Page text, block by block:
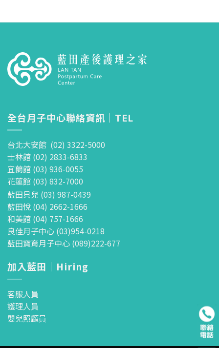
全台月子中心聯絡資訊｜TEL
台北大安館 (02) 3322-5000
士林館 (02) 2833-6833
宜蘭館 (03) 936-0055
花蓮館 (03) 832-7000
藍田貝兒 (03) 987-0439
藍田悅 (04) 2662-1666
和美館 (04) 757-1666
良佳月子中心 (03)954-0218
藍田寶育月子中心 (089)222-677
加入藍田｜Hiring
客服人員
護理人員
嬰兒照顧員